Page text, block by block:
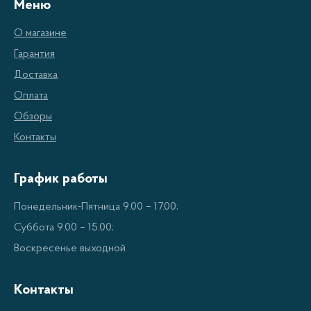
внутри, не требуя большого количества масла.
Функционал
благодаря чему вы сможете настроить время
приготовления и заниматься другими делами, не
беспокоясь о процессе готовки.
Преимущества
Основные преимущества аэрогриля - мультипечи:
Меню
О магазине
Гарантия
Доставка
Оплата
Обзоры
Контакты
График работы
Понедельник-Пятница 9.00 – 17.00;
Суббота 9.00 – 15.00;
Воскресенье выходной
Контакты